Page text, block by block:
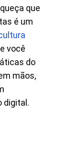
que
é um
você
do
mãos,
digital.